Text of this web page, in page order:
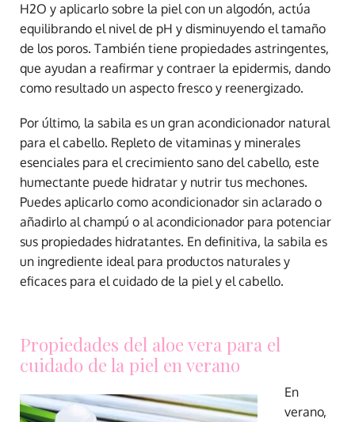
H2O y aplicarlo sobre la piel con un algodón, actúa
equilibrando el nivel de pH y disminuyendo el tamaño
de los poros. También tiene propiedades astringentes,
que ayudan a reafirmar y contraer la epidermis, dando
como resultado un aspecto fresco y reenergizado.
Por último, la sabila es un gran acondicionador natural
para el cabello. Repleto de vitaminas y minerales
esenciales para el crecimiento sano del cabello, este
humectante puede hidratar y nutrir tus mechones.
Puedes aplicarlo como acondicionador sin aclarado o
añadirlo al champú o al acondicionador para potenciar
sus propiedades hidratantes. En definitiva, la sabila es
un ingrediente ideal para productos naturales y
eficaces para el cuidado de la piel y el cabello.
Propiedades del aloe vera para el
cuidado de la piel en verano
En
verano,